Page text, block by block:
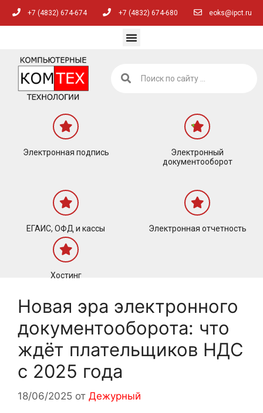
+7 (4832) 674-674 +7 (4832) 674-680 eoks@ipct.ru
Электронная подпись
Электронный
документооборот
ЕГАИС, ОФД и кассы Электронная отчетность
Хостинг
Новая эра электронного
документооборота: что
ждёт плательщиков НДС
с 2025 года
18/06/2025 от Дежурный